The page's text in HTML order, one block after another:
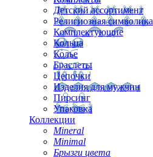
Детский ассортимент
Религиозная символика
Комплектующие
Кольца
Колье
Браслеты
Цепочки
Изделия для мужчин
Пирсинг
Упаковка
Коллекции
Mineral
Minimal
Брызги цвета